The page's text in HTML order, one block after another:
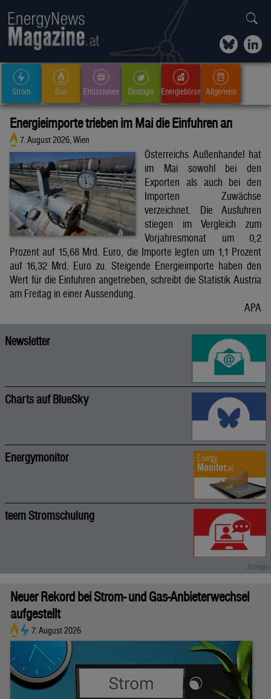
Strom Gas Emissionen Ökologie Energiebörse Allgemein
Energieimporte trieben im Mai die Einfuhren an
7. August 2026, Wien
Österreichs Außenhandel hat
im Mai sowohl bei den
Exporten als auch bei den
Importen Zuwächse
verzeichnet. Die Ausfuhren
stiegen im Vergleich zum
Vorjahresmonat um 0,2
Prozent auf 15,68 Mrd. Euro, die Importe legten um 1,1 Prozent
auf 16,32 Mrd. Euro zu. Steigende Energieimporte haben den
Wert für die Einfuhren angetrieben, schreibt die Statistik Austria
am Freitag in einer Aussendung.
APA
Newsletter
Charts auf BlueSky
Energymonitor
teem Stromschulung
Neuer Rekord bei Strom- und Gas-Anbieterwechsel
aufgestellt
7. August 2026